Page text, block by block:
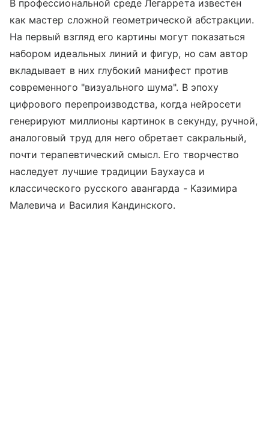
В профессиональной среде Легаррета известен
как мастер сложной геометрической абстракции.
На первый взгляд его картины могут показаться
набором идеальных линий и фигур, но сам автор
вкладывает в них глубокий манифест против
современного "визуального шума". В эпоху
цифрового перепроизводства, когда нейросети
генерируют миллионы картинок в секунду, ручной,
аналоговый труд для него обретает сакральный,
почти терапевтический смысл. Его творчество
наследует лучшие традиции Баухауса и
классического русского авангарда - Казимира
Малевича и Василия Кандинского.